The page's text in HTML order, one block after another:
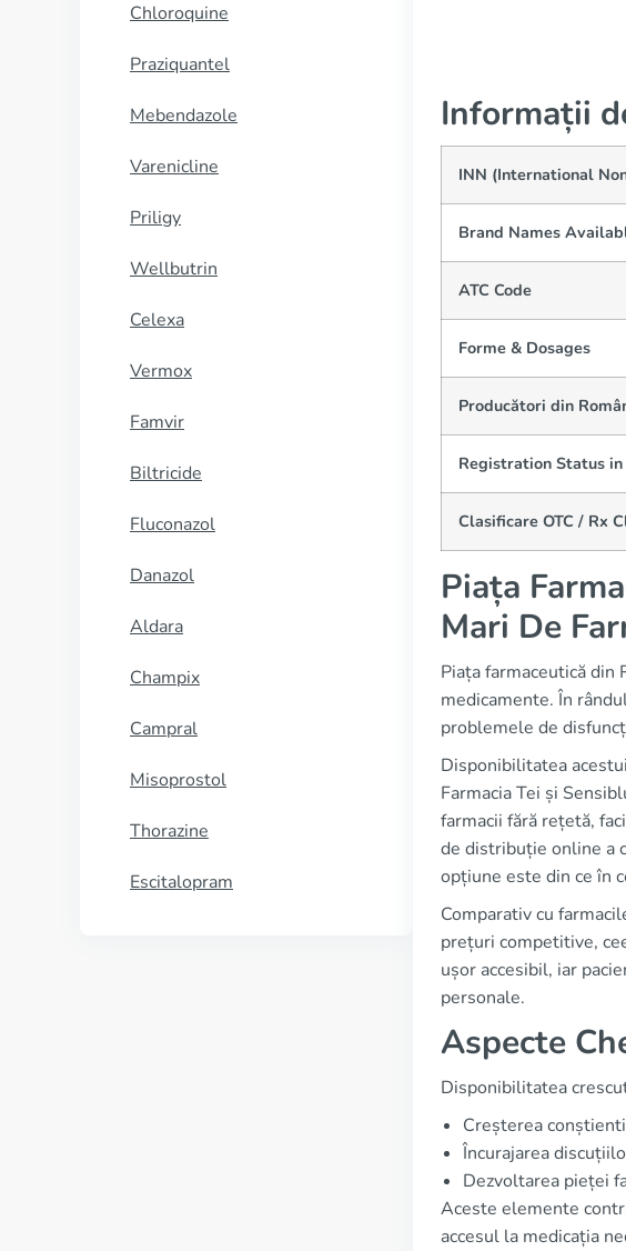
Chloroquine
Praziquantel
Mebendazole
Varenicline
Priligy
Wellbutrin
Celexa
Vermox
Famvir
Biltricide
Fluconazol
Danazol
Aldara
Champix
Campral
Misoprostol
Thorazine
Escitalopram
Informații
INN (International
Brand Names
ATC Code
Forme & Dosages
Producători din
Registration Status in
Clasificare OTC / Rx
Piața
Mari De
Piața farmaceutică din
medicamente. În
problemele de
Disponibilitatea
Farmacia Tei și
farmacii fără rețetă,
de distribuție online a
opțiune este din ce în
Comparativ cu
prețuri competitive,
ușor accesibil, iar
personale.
Aspecte
Disponibilitatea
Creșterea
Încurajarea
Dezvoltarea pieței
Aceste elemente
accesul la medicația